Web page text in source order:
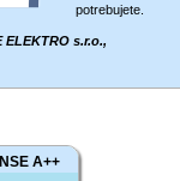
potrebujete.
s.r.o.,
A++